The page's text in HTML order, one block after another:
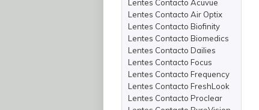
Lentes Contacto Acuvue
Lentes Contacto Air Optix
Lentes Contacto Biofinity
Lentes Contacto Biomedics
Lentes Contacto Dailies
Lentes Contacto Focus
Lentes Contacto Frequency
Lentes Contacto FreshLook
Lentes Contacto Proclear